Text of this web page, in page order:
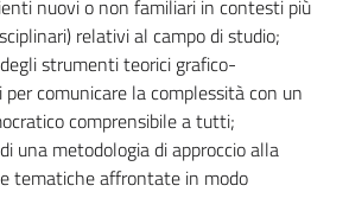
nuovi o non familiari in contesti più
relativi al campo di studio;
strumenti teorici grafico-
comunicare la complessità con un
comprensibile a tutti;
una metodologia di approccio alla
tematiche affrontate in modo